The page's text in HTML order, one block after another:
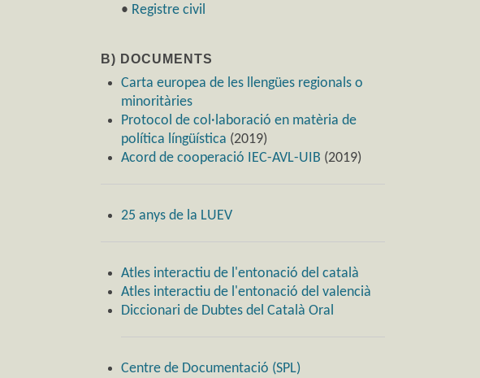
• Registre civil
B) DOCUMENTS
Carta europea de les llengües regionals o
minoritàries
Protocol de col·laboració en matèria de
política língüística (2019)
Acord de cooperació IEC-AVL-UIB (2019)
25 anys de la LUEV
Atles interactiu de l'entonació del català
Atles interactiu de l'entonació del valencià
Diccionari de Dubtes del Català Oral
Centre de Documentació (SPL)